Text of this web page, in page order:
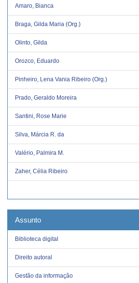
Amaro, Bianca
Braga, Gilda Maria (Org.)
Olinto, Gilda
Orozco, Eduardo
Pinheiro, Lena Vania Ribeiro (Org.)
Prado, Geraldo Moreira
Santini, Rose Marie
Silva, Márcia R. da
Valério, Palmira M.
Zaher, Célia Ribeiro
Assunto
Biblioteca digital
Direito autoral
Gestão da informação